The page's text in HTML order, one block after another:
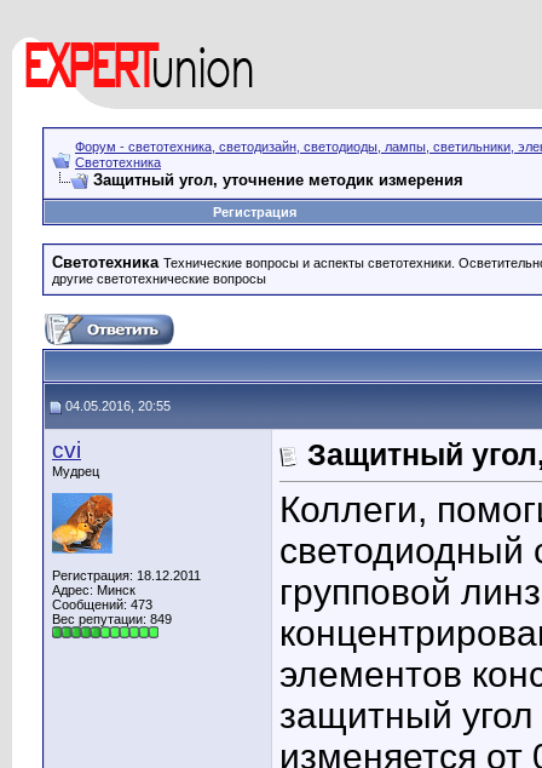
Форум - светотехника, светодизайн, светодиоды, лампы, светильники,
Светотехника
Защитный угол, уточнение методик измерения
Регистрация
Светотехника Технические вопросы и аспекты светотехники.
другие светотехнические вопросы
04.05.2016, 20:55
cvi
Мудрец
Регистрация: 18.12.2011
Адрес: Минск
Сообщений: 473
Вес репутации: 849
Защитный
Коллеги,
светодиодный
групповой
элементов
защитный
изменяется